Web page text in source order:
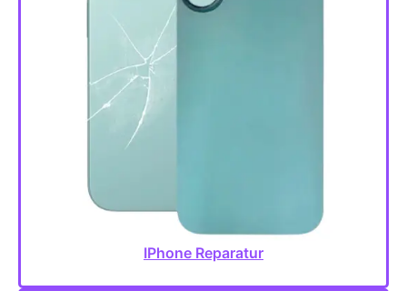
IPhone Reparatur